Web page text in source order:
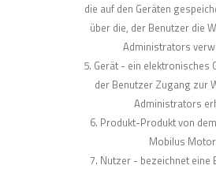
die auf den Geräten
über die, der Benutzer die
Administrators
Gerät - ein elektronisches
der Benutzer Zugang zur
Administrators
Produkt-Produkt von
Mobilus Motor.
Nutzer - bezeichnet eine